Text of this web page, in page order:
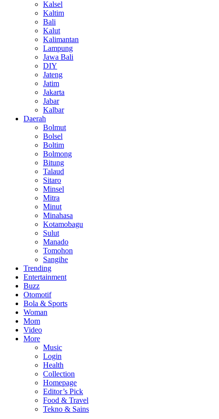
Kalsel
Kaltim
Bali
Kalut
Kalimantan
Lampung
Jawa Bali
DIY
Jateng
Jatim
Jakarta
Jabar
Kalbar
Daerah
Bolmut
Bolsel
Boltim
Bolmong
Bitung
Talaud
Sitaro
Minsel
Mitra
Minut
Minahasa
Kotamobagu
Sulut
Manado
Tomohon
Sangihe
Trending
Entertainment
Buzz
Otomotif
Bola & Sports
Woman
Mom
Video
More
Music
Login
Health
Collection
Homepage
Editor’s Pick
Food & Travel
Tekno & Sains